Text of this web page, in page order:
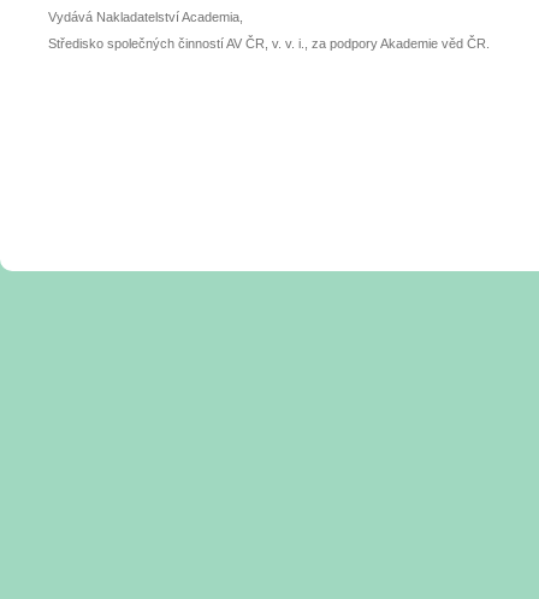
Vydává Nakladatelství Academia,
Středisko společných činností AV ČR, v. v. i., za podpory Akademie věd ČR.